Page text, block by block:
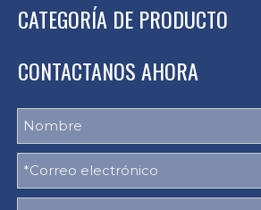
CATEGORÍA DE PRODUCTO
CONTACTANOS AHORA